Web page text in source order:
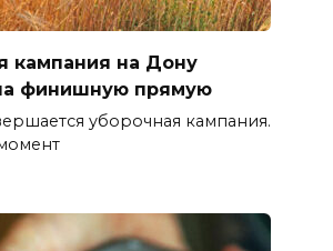
кампания на Дону
финишную прямую
уборочная кампания.